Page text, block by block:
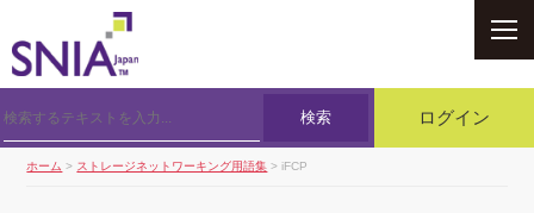
検索 ログイン
ホーム > ストレージネットワーキング用語集 > iFCP